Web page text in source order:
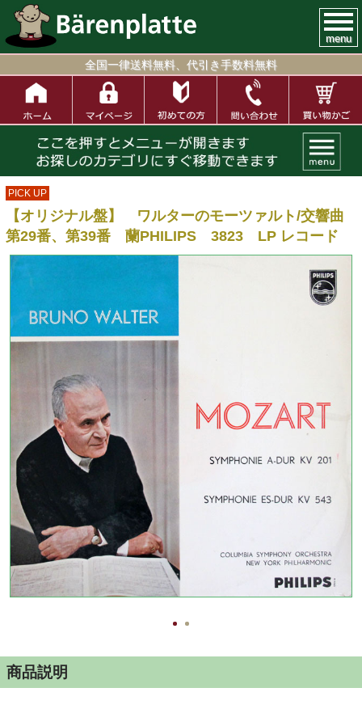
menu
全国一律送料無料、代引き手数料無料
PICK UP
【オリジナル盤】 ワルターのモーツァルト/交響曲
第29番、第39番 蘭PHILIPS 3823 LP レコード
商品説明